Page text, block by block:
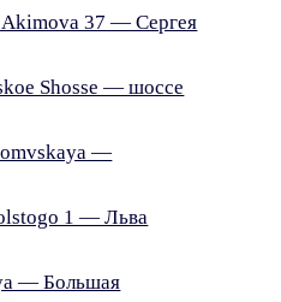
Akimova 37 — Сергея
Shosse — шоссе
—
1 — Льва
— Большая